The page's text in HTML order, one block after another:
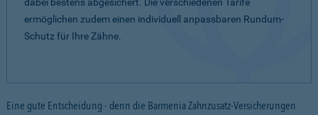
ermöglichen zudem einen individuell anpassbaren Rundum-
Schutz für Ihre Zähne.
Eine gute Entscheidung - denn die Barmenia Zahnzusatz-Versicherungen